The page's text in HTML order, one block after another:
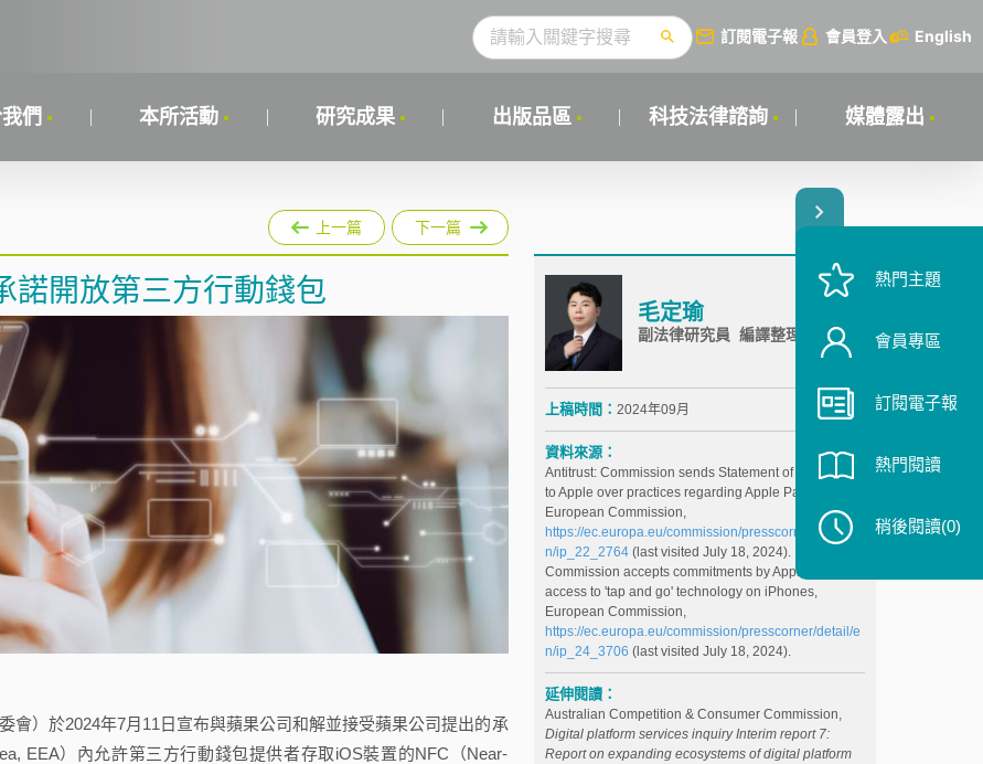
訂閱電子報 會員登入 English
們 本所活動 研究成果 出版品區 科技法律諮詢 媒體露出
上一篇 下一篇
諾開放第三方行動錢包
會）於2024年7月11日宣布與蘋果公司和解並接受蘋果公司提出的承
EEA）內允許第三方行動錢包提供者存取iOS裝置的NFC（Near-
毛定瑜
副法律研究員 編譯整理
上稿時間： 2024年09月
資料來源：
Antitrust: Commission sends Statement of Objections
to Apple over practices regarding Apple Pay,
European Commission,
https://ec.europa.eu/commission/presscorner/detail/e
n/ip_22_2764(last visited July 18, 2024).
Commission accepts commitments by Apple opening
access to 'tap and go' technology on iPhones,
European Commission,
https://ec.europa.eu/commission/presscorner/detail/e
n/ip_24_3706 (last visited July 18, 2024).
延伸閱讀：
Australian Competition & Consumer Commission,
Digital platform services inquiry Interim report 7:
Report on expanding ecosystems of digital platform
熱門主題
會員專區
訂閱電子報
熱門閱讀
稍後閱讀(0)